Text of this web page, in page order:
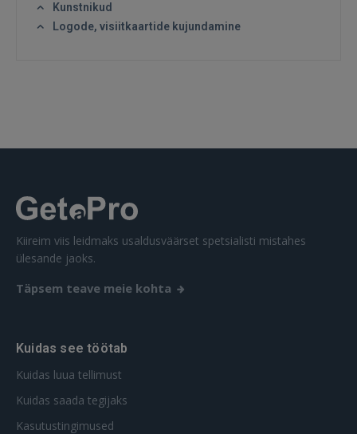
Kunstnikud
Logode, visiitkaartide kujundamine
Kiireim viis leidmaks usaldusväärset spetsialisti mistahes
ülesande jaoks.
Täpsem teave meie kohta
Kuidas see töötab
Kuidas luua tellimust
Kuidas saada tegijaks
Kasutustingimused